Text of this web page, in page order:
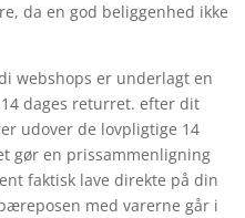
da en god beliggenhed ikke
webshops er underlagt en
dages returret. efter dit
udover de lovpligtige 14
gør en prissammenligning
faktisk lave direkte på din
med varerne går i